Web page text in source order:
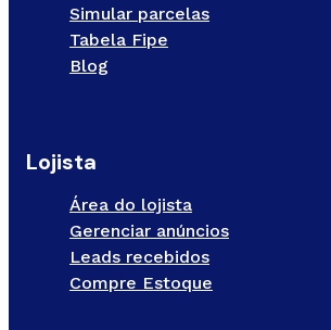
Simular parcelas
Tabela Fipe
Blog
Lojista
Área do lojista
Gerenciar anúncios
Leads recebidos
Compre Estoque